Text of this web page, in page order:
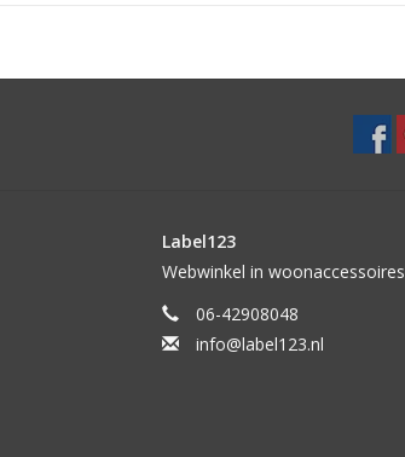
Label123
Webwinkel in woonaccessoires
06-42908048
info@label123.nl